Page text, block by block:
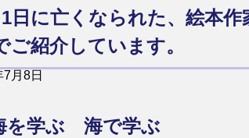
日に亡くなられた、絵本
ご紹介しています。
月8日
を学ぶ 海で学ぶ